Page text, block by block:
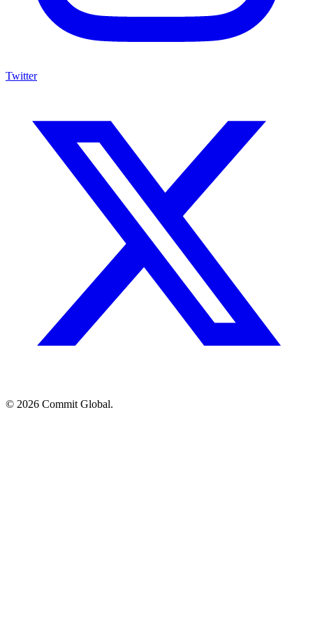
Twitter
© 2026 Commit Global.